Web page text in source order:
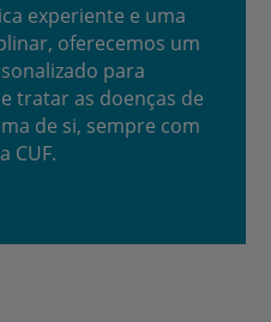
experiente e uma
oferecemos um
para
tratar as doenças de
de si, sempre com
CUF.